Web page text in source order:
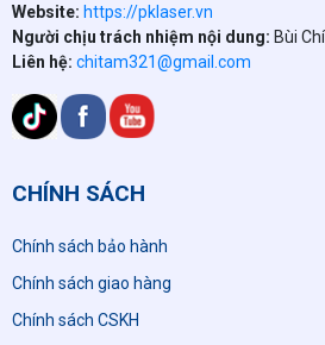
Website: https://pklaser.vn
Người chịu trách nhiệm nội dung: Bùi
Liên hệ: chitam321@gmail.com
CHÍNH SÁCH
Chính sách bảo hành
Chính sách giao hàng
Chính sách CSKH